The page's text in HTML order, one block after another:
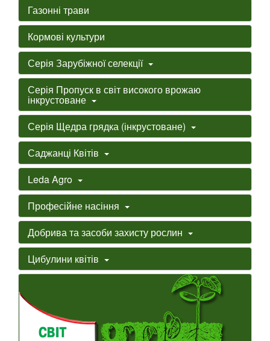
Газонні трави
Кормові культури
Серія Зарубіжної селекції
Серія Пропуск в світ високого врожаю
інкрустоване
Серія Щедра грядка (інкрустоване)
Саджанці Квітів
Leda Agro
Професійне насіння
Добрива та засоби захисту рослин
Цибулини квітів